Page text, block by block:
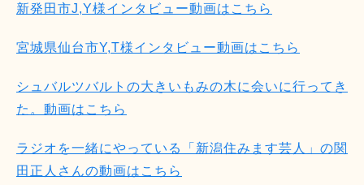
新発田市J,Y様インタビュー動画はこちら
宮城県仙台市Y,T様インタビュー動画はこちら
シュバルツバルトの大きいもみの木に会いに行ってき
た。動画はこちら
ラジオを一緒にやっている「新潟住みます芸人」の関
田正人さんの動画はこちら